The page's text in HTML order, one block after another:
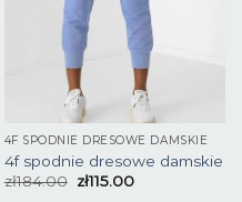
4F SPODNIE DRESOWE DAMSKIE
4f spodnie dresowe damskie
zł184.00 zł115.00